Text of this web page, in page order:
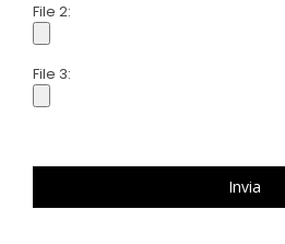
File 2:
File 3:
Invia